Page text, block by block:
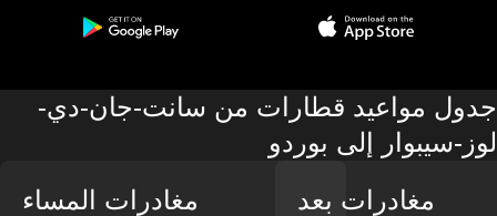
جدول مواعيد قطارات من سانت-جان-دي-
لوز-سيبوار إلى بوردو
مغادرات المساء
مغادرات بعد